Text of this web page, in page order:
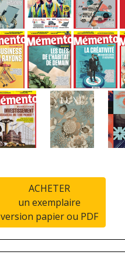
ACHETER
un exemplaire
version papier ou PDF